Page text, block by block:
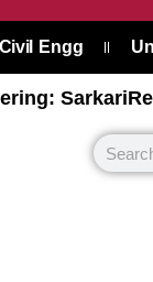
Civil Engg